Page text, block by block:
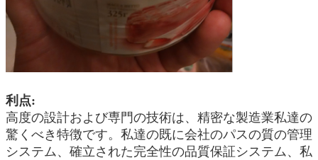
利点:
高度の設計および専門の技術は、精密な製造業私達の
驚くべき特徴です。私達の既に会社のパスの質の管理
システム、確立された完全性の品質保証システム、私